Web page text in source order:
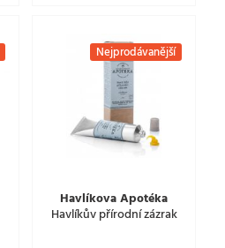
Nejprodávanější
Havlíkova Apotéka
Havlíkův přírodní zázrak